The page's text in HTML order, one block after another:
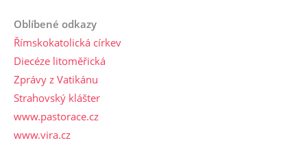
Oblíbené odkazy
Římskokatolická církev
Diecéze litoměřická
Zprávy z Vatikánu
Strahovský klášter
www.pastorace.cz
www.vira.cz